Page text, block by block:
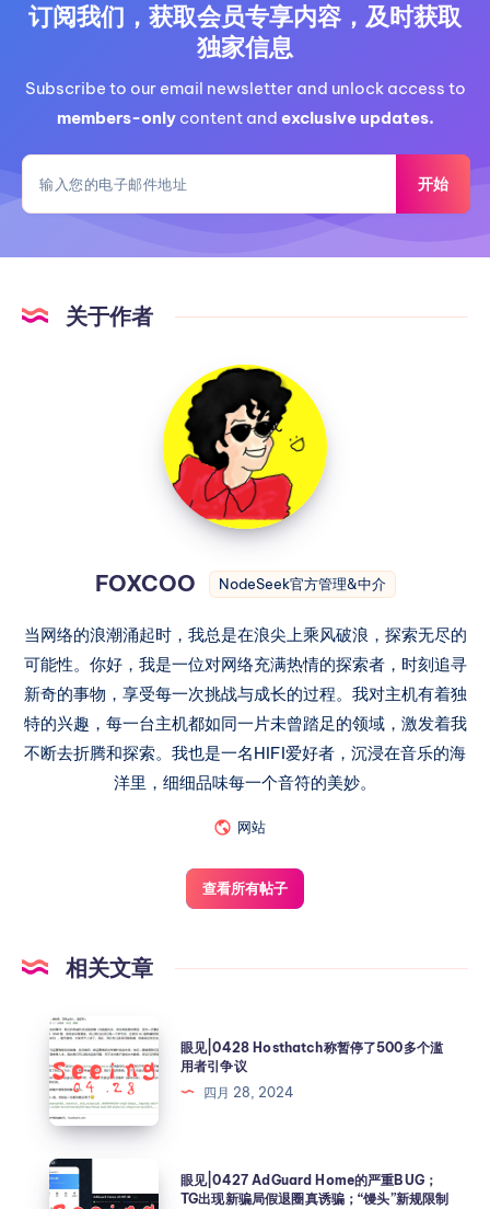
订阅我们，获取会员专享内容，及时获取
独家信息
Subscribe to our email newsletter and unlock access to
members-onlycontent and exclusive updates.
开始
关于作者
FOXCOO NodeSeek官方管理&中介
当网络的浪潮涌起时，我总是在浪尖上乘风破浪，探索无尽的
可能性。你好，我是一位对网络充满热情的探索者，时刻追寻
新奇的事物，享受每一次挑战与成长的过程。我对主机有着独
特的兴趣，每一台主机都如同一片未曾踏足的领域，激发着我
不断去折腾和探索。我也是一名HIFI爱好者，沉浸在音乐的海
洋里，细细品味每一个音符的美妙。
网站
查看所有帖子
相关文章
眼见|0428 Hosthatch称暂停了500多个滥
用者引争议
四月 28, 2024
眼见|0427 AdGuard Home的严重BUG；
TG出现新骗局假退圈真诱骗；“馒头”新规限制